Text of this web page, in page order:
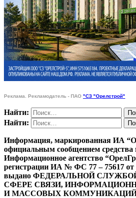
Реклама. Рекламодатель - ПАО "СЗ "Орелстрой"
Найти:
Найти:
Информация, маркированная ИА
официальным сообщением
Информационное агентство
регистрации ИА № ФС 77 – 75617 от
выдано ФЕДЕРАЛЬНОЙ
СФЕРЕ СВЯЗИ,
И МАССОВЫХ КОММУНИКАЦИЙ